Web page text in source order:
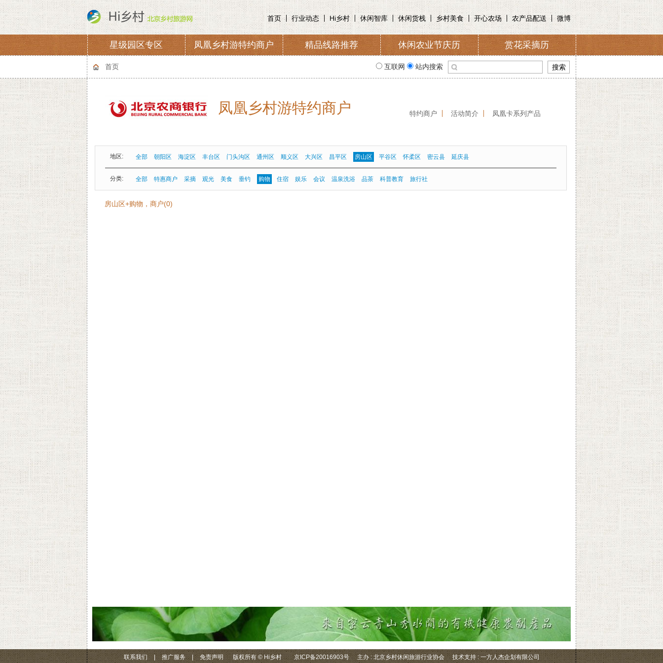
首页 行业动态 Hi乡村 休闲智库 休闲货栈 乡村美食 开心农场 农产品配送 微博
星级园区专区 凤凰乡村游特约商户 精品线路推荐 休闲农业节庆历 赏花采摘历
协会章程 协会简介
首页 互联网 站内搜索
凤凰乡村游特约商户 特约商户 活动简介 凤凰卡系列产品
地区: 全部 朝阳区 海淀区 丰台区 门头沟区 通州区 顺义区 大兴区 昌平区 房山区 平谷区 怀柔区 密云县 延庆县
分类: 全部 特惠商户 采摘 观光 美食 垂钓 购物 住宿 娱乐 会议 温泉洗浴 品茶 科普教育 旅行社
房山区+购物，商户(0)
联系我们 推广服务 | 免责声明 版权所有 © Hi乡村 京ICP备20016903号 主办 : 北京乡村休闲旅游行业协会 技术支持 : 一方人杰企划有限公司